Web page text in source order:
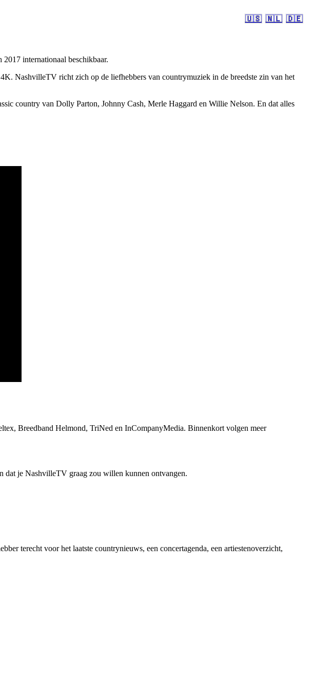
🇺🇸 🇳🇱 🇩🇪
internationaal beschikbaar.
NashvilleTV richt zich op de liefhebbers van countrymuziek in de breedste zin van het
country van Dolly Parton, Johnny Cash, Merle Haggard en Willie Nelson. En dat alles
Breedband Helmond, TriNed en InCompanyMedia. Binnenkort volgen meer
dat je NashvilleTV graag zou willen kunnen ontvangen.
terecht voor het laatste countrynieuws, een concertagenda, een artiestenoverzicht,